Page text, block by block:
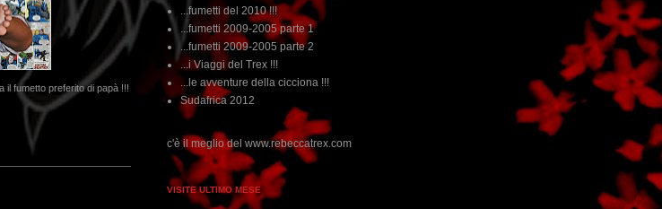
il fumetto preferito di papà !!!
...fumetti del 2010 !!!
...fumetti 2009-2005 parte 1
...fumetti 2009-2005 parte 2
...i Viaggi del Trex !!!
...le avventure della cicciona !!!
Sudafrica 2012
"qui", c'è il meglio del www.rebeccatrex.com
VISITE ULTIMO MESE